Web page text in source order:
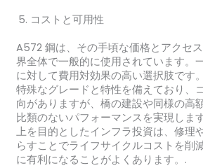
コストと可用性
A572 鋼は、その手頃な価格とアクセ
界全体で一般的に使用されています。
に対して費用対効果の高い選択肢です
特殊なグレードと特性を備えており、
向がありますが、橋の建設や同様の高
比類のないパフォーマンスを実現しま
上を目的としたインフラ投資は、修理
らすことでライフサイクルコストを削
に有利になることがよくあります。.